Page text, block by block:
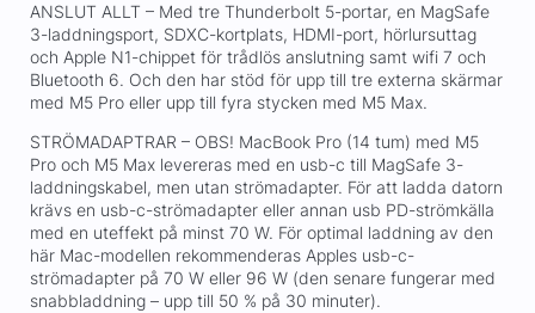
ANSLUT ALLT – Med tre Thunderbolt 5-portar, en MagSafe
3-laddningsport, SDXC-kortplats, HDMI-port, hörlursuttag
och Apple N1-chippet för trådlös anslutning samt wifi 7 och
Bluetooth 6. Och den har stöd för upp till tre externa skärmar
med M5 Pro eller upp till fyra stycken med M5 Max.
STRÖMADAPTRAR – OBS! MacBook Pro (14 tum) med M5
Pro och M5 Max levereras med en usb-c till MagSafe 3-
laddningskabel, men utan strömadapter. För att ladda datorn
krävs en usb-c-strömadapter eller annan usb PD-strömkälla
med en uteffekt på minst 70 W. För optimal laddning av den
här Mac-modellen rekommenderas Apples usb-c-
strömadapter på 70 W eller 96 W (den senare fungerar med
snabbladdning – upp till 50 % på 30 minuter).